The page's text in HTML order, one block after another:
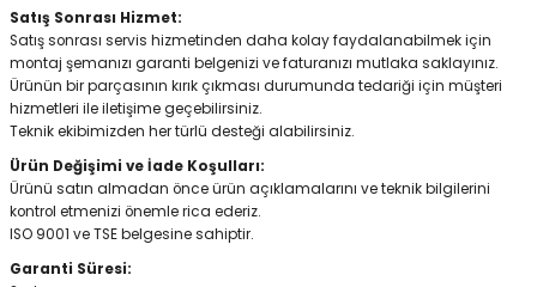
Satış Sonrası Hizmet:
Satış sonrası servis hizmetinden daha kolay faydalanabilmek için
montaj şemanızı garanti belgenizi ve faturanızı mutlaka saklayınız.
Ürünün bir parçasının kırık çıkması durumunda tedariği için müşteri
hizmetleri ile iletişime geçebilirsiniz.
Teknik ekibimizden her türlü desteği alabilirsiniz.
Ürün Değişimi ve İade Koşulları:
Ürünü satın almadan önce ürün açıklamalarını ve teknik bilgilerini
kontrol etmenizi önemle rica ederiz.
ISO 9001 ve TSE belgesine sahiptir.
Garanti Süresi: